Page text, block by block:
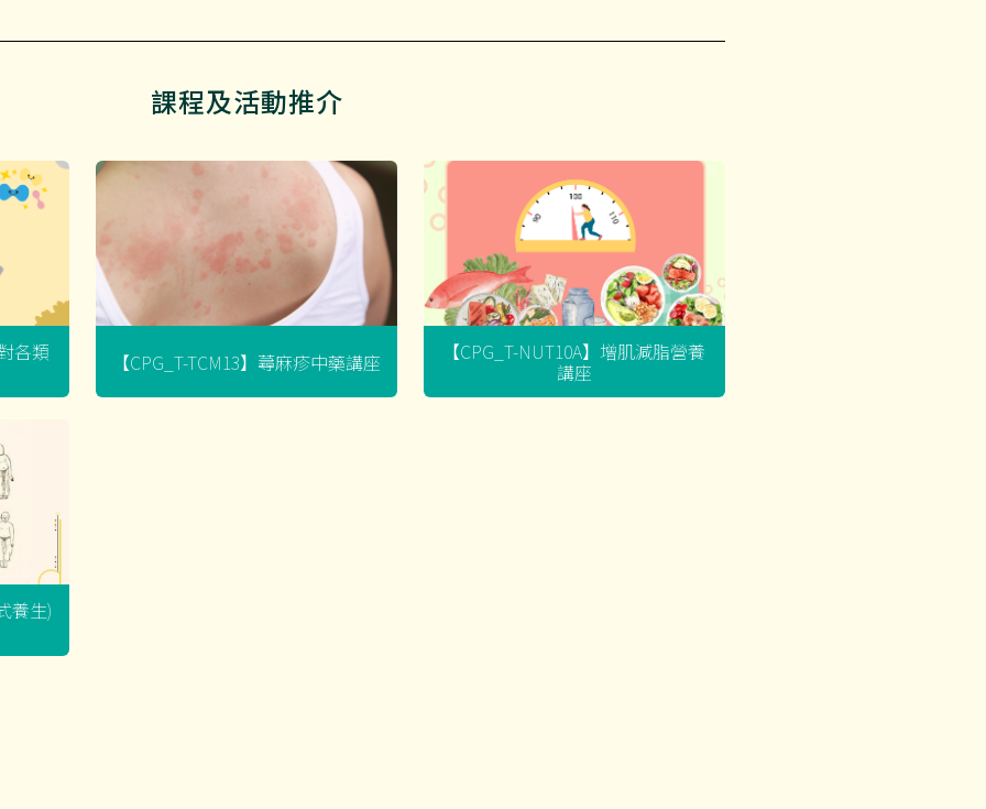
課程及活動推介
各類 【CPG_T-TCM13】蕁麻疹中藥講座 【CPG_T-NUT10A】增肌減脂營養
講座
養生)